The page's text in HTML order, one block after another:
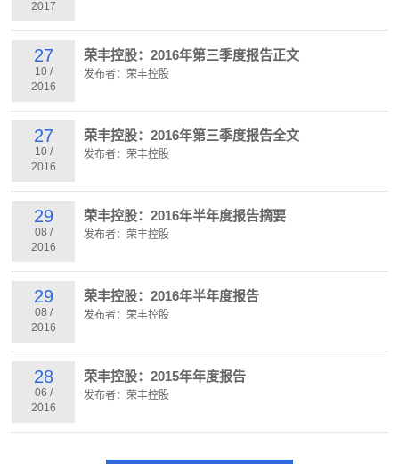
2017
27
10 /
2016
荣丰控股：2016年第三季度报告正文
发布者：荣丰控股
27
10 /
2016
荣丰控股：2016年第三季度报告全文
发布者：荣丰控股
29
08 /
2016
荣丰控股：2016年半年度报告摘要
发布者：荣丰控股
29
08 /
2016
荣丰控股：2016年半年度报告
发布者：荣丰控股
28
06 /
2016
荣丰控股：2015年年度报告
发布者：荣丰控股